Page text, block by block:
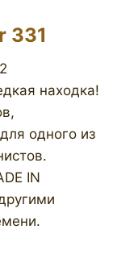
331
находка!
одного из
IN